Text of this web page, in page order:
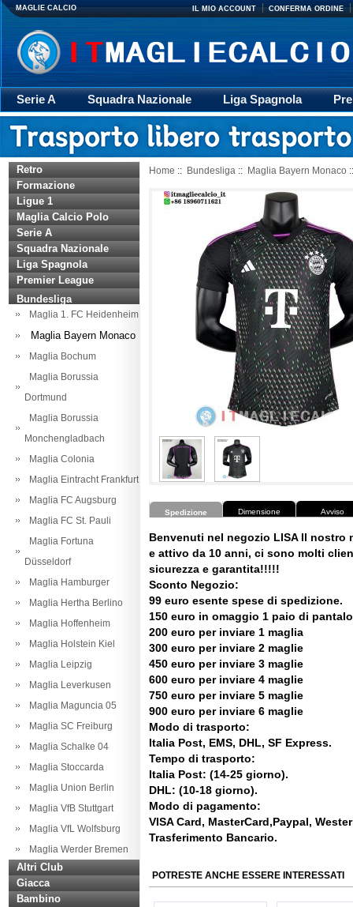
MAGLIE CALCIO IL MIO ACCOUNT CONFERMA ORDINE
Serie A Squadra Nazionale Liga Spagnola
Giacca
Rugby trasporto Retro
Retro
Formazione
Ligue 1
Maglia Calcio Polo
Serie A
Squadra Nazionale
Liga Spagnola
Premier League
Bundesliga
Maglia 1. FC Heidenheim
Maglia Bayern Monaco
Maglia Bochum
Maglia Borussia
Dortmund
Maglia Borussia
Monchengladbach
Maglia Colonia
Maglia Eintracht Frankfurt
Maglia FC Augsburg
Maglia FC St. Pauli
Maglia Fortuna
Düsseldorf
Maglia Hamburger
Maglia Hertha Berlino
Maglia Hoffenheim
Maglia Holstein Kiel
Maglia Leipzig
Maglia Leverkusen
Maglia Maguncia 05
Maglia SC Freiburg
Maglia Schalke 04
Maglia Stoccarda
Maglia Union Berlin
Maglia VfB Stuttgart
Maglia VfL Wolfsburg
Maglia Werder Bremen
Altri Club
Giacca
Bambino
Home :: Bundesliga :: Maglia Bayern Monaco
Spedizione Dimensione Avviso
Benvenuti nel negozio LISA Il nostro
e attivo da 10 anni, ci sono molti
sicurezza e garantita!!!!!
Sconto Negozio:
99 euro esente spese di spedizione.
150 euro in omaggio 1 paio di
200 euro per inviare 1 maglia
300 euro per inviare 2 maglie
450 euro per inviare 3 maglie
600 euro per inviare 4 maglie
750 euro per inviare 5 maglie
900 euro per inviare 6 maglie
Modo di trasporto:
Italia Post, EMS, DHL, SF Express.
Tempo di trasporto:
Italia Post: (14-25 giorno).
DHL: (10-18 giorno).
Modo di pagamento:
VISA Card, MasterCard,Paypal,
Trasferimento Bancario.
POTRESTE ANCHE ESSERE INTERESSATI